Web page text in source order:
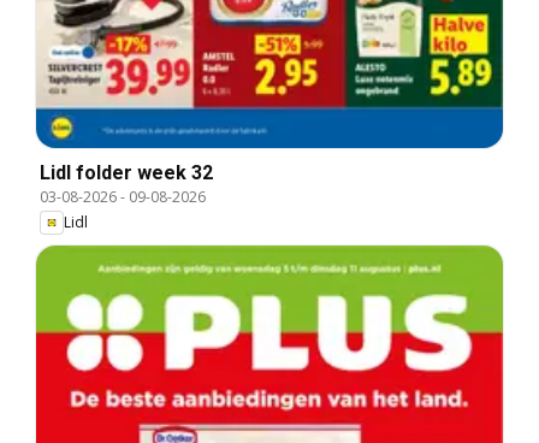
Lidl folder week 32
03-08-2026- 09-08-2026
Lidl